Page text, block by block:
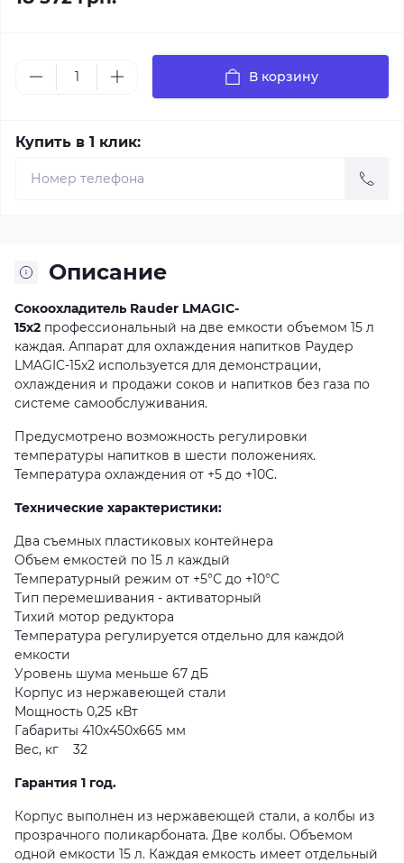
В корзину
Купить в 1 клик:
Описание
Сокоохладитель Rauder LMAGIC-
15х2 профессиональный на две емкости объемом 15 л
каждая. Аппарат для охлаждения напитков Раудер
LMAGIC-15х2 используется для демонстрации,
охлаждения и продажи соков и напитков без газа по
системе самообслуживания.
Предусмотрено возможность регулировки
температуры напитков в шести положениях.
Температура охлаждения от +5 до +10С.
Технические характеристики:
Два съемных пластиковых контейнера
Объем емкостей по 15 л каждый
Температурный режим от +5°С до +10°С
Тип перемешивания - активаторный
Тихий мотор редуктора
Температура регулируется отдельно для каждой
емкости
Уровень шума меньше 67 дБ
Корпус из нержавеющей стали
Мощность 0,25 кВт
Габариты 410x450x665 мм
Вес, кг 32
Гарантия 1 год.
Корпус выполнен из нержавеющей стали, а колбы из
прозрачного поликарбоната. Две колбы. Объемом
одной емкости 15 л. Каждая емкость имеет отдельный